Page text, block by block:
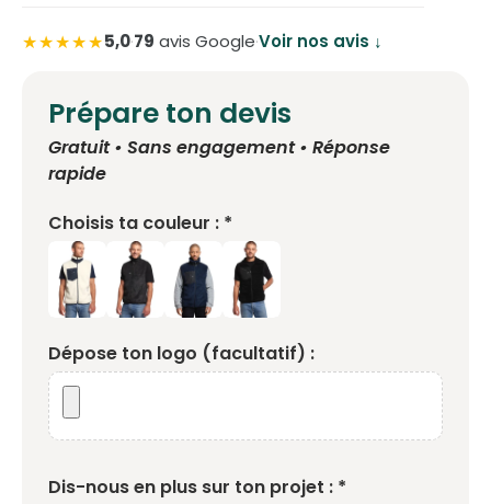
★★★★★5,0·79 avis Google·Voir nos avis ↓
Prépare ton devis
Gratuit • Sans engagement • Réponse
rapide
Choisis ta couleur : *
Dépose ton logo (facultatif) :
Dis-nous en plus sur ton projet : *